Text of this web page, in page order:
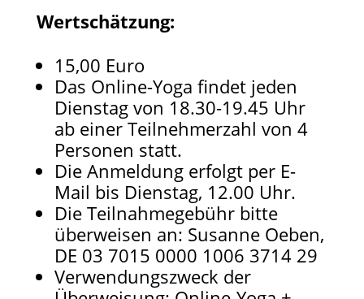
Wertschätzung:
15,00 Euro
Das Online-Yoga findet jeden
Dienstag von 18.30-19.45 Uhr
ab einer Teilnehmerzahl von 4
Personen statt.
Die Anmeldung erfolgt per E-
Mail bis Dienstag, 12.00 Uhr.
Die Teilnahmegebühr bitte
überweisen an: Susanne Oeben,
DE 03 7015 0000 1006 3714 29​
Verwendungszweck der